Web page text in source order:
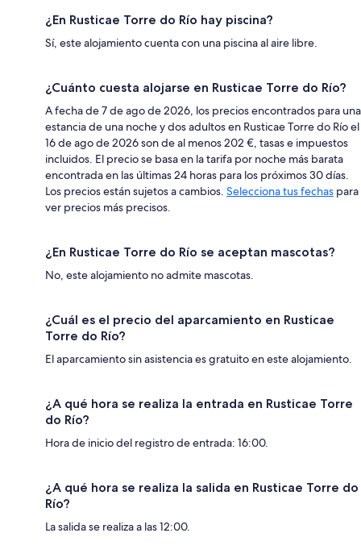
¿En Rusticae Torre do Río hay piscina?
Sí, este alojamiento cuenta con una piscina al aire libre.
¿Cuánto cuesta alojarse en Rusticae Torre do Río?
A fecha de 7 de ago de 2026, los precios encontrados para una
estancia de una noche y dos adultos en Rusticae Torre do Río el
16 de ago de 2026 son de al menos 202 €, tasas e impuestos
incluidos. El precio se basa en la tarifa por noche más barata
encontrada en las últimas 24 horas para los próximos 30 días.
Los precios están sujetos a cambios. Selecciona tus fechas para
ver precios más precisos.
¿En Rusticae Torre do Río se aceptan mascotas?
No, este alojamiento no admite mascotas.
¿Cuál es el precio del aparcamiento en Rusticae
Torre do Río?
El aparcamiento sin asistencia es gratuito en este alojamiento.
¿A qué hora se realiza la entrada en Rusticae Torre
do Río?
Hora de inicio del registro de entrada: 16:00.
¿A qué hora se realiza la salida en Rusticae Torre do
Río?
La salida se realiza a las 12:00.